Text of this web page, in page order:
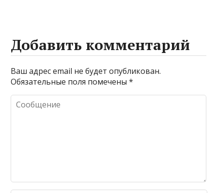
Добавить комментарий
Ваш адрес email не будет опубликован.
Обязательные поля помечены*